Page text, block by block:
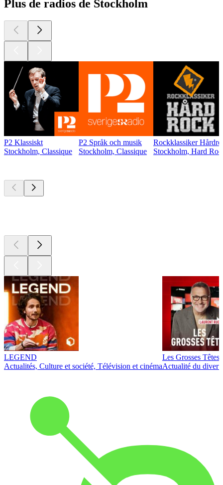
Plus de radios de Stockholm
P2 Klassiskt
Stockholm, Classique
P2 Språk och musik
Stockholm, Classique
Rockklassiker
Stockholm, Hard
LEGEND
Actualités, Culture et société, Télévision et cinéma
Les Grosses Têtes
Actualité du